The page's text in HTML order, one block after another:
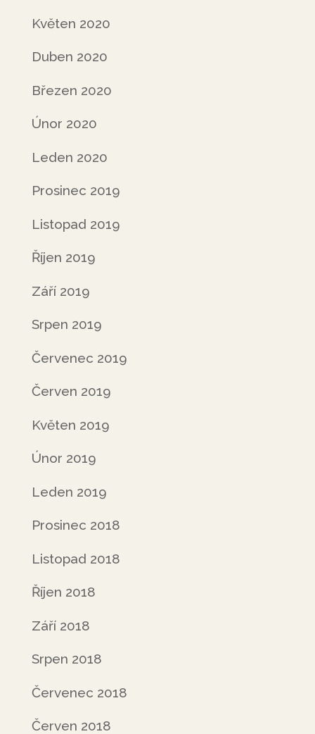
Květen 2020
Duben 2020
Březen 2020
Únor 2020
Leden 2020
Prosinec 2019
Listopad 2019
Říjen 2019
Září 2019
Srpen 2019
Červenec 2019
Červen 2019
Květen 2019
Únor 2019
Leden 2019
Prosinec 2018
Listopad 2018
Říjen 2018
Září 2018
Srpen 2018
Červenec 2018
Červen 2018